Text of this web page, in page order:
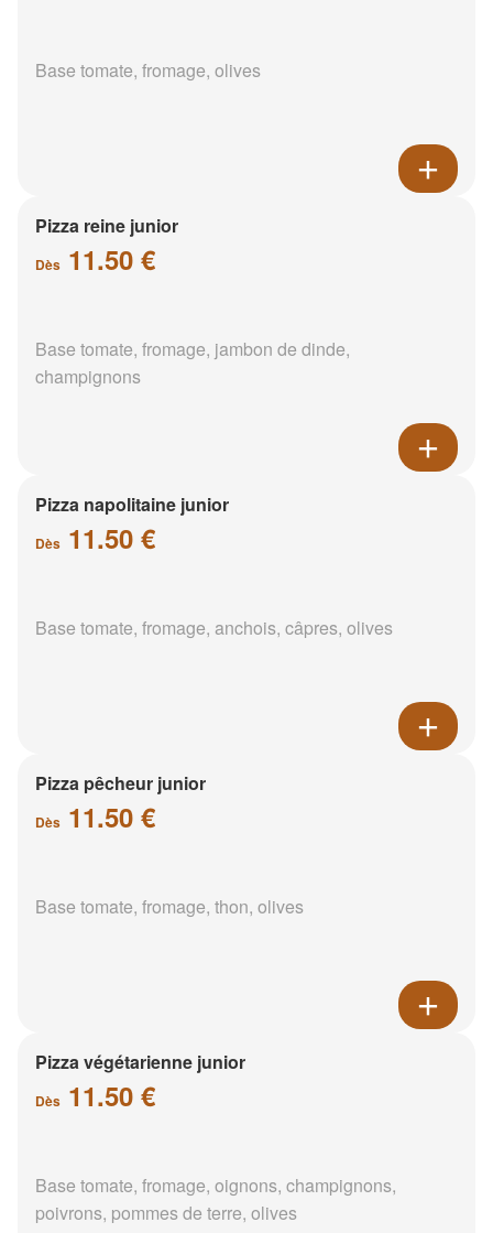
Base tomate, fromage, olives
Pizza reine junior
Dès 11.50 €
Base tomate, fromage, jambon de dinde,
champignons
Pizza napolitaine junior
Dès 11.50 €
Base tomate, fromage, anchois, câpres, olives
Pizza pêcheur junior
Dès 11.50 €
Base tomate, fromage, thon, olives
Pizza végétarienne junior
Dès 11.50 €
Base tomate, fromage, oignons, champignons,
poivrons, pommes de terre, olives